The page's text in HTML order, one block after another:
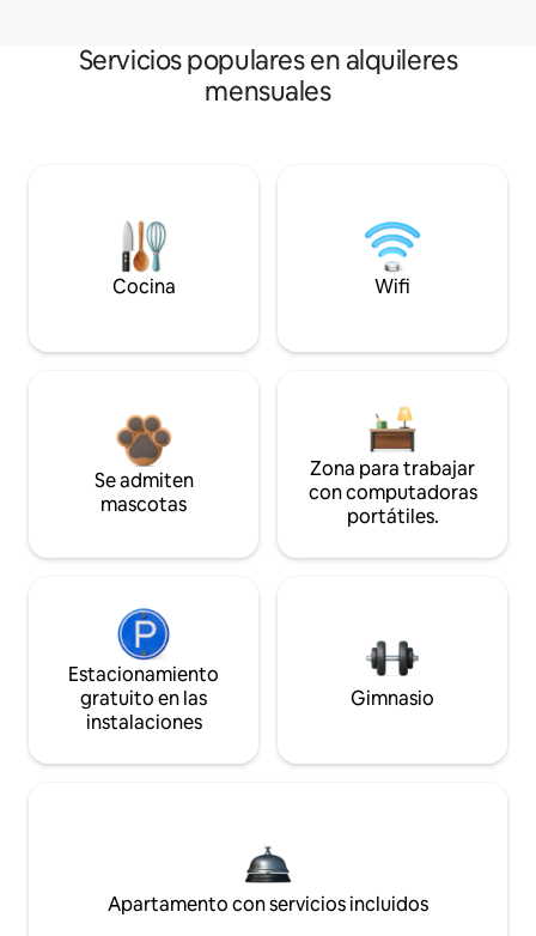
Servicios populares en alquileres
mensuales
Cocina Wifi
Se admiten
mascotas
Zona para trabajar
con computadoras
portátiles.
Estacionamiento
gratuito en las
instalaciones
Gimnasio
Apartamento con servicios incluidos